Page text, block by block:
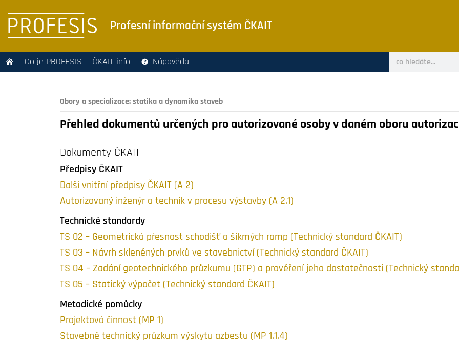
Profesní informační systém ČKAIT
Co je PROFESIS ČKAIT info Nápověda
Obory a specializace:statika a dynamika staveb
Přehled dokumentů určených pro autorizované osoby v daném oboru
Dokumenty ČKAIT
Předpisy ČKAIT
Další vnitřní předpisy ČKAIT (A 2)
Autorizovaný inženýr a technik v procesu výstavby (A 2.1)
Technické standardy
TS 02 – Geometrická přesnost schodišť a šikmých ramp (Technický standard ČKAIT)
TS 03 – Návrh skleněných prvků ve stavebnictví (Technický standard ČKAIT)
TS 04 – Zadání geotechnického průzkumu (GTP) a prověření jeho dostatečnosti (Technický
TS 05 – Statický výpočet (Technický standard ČKAIT)
Metodické pomůcky
Projektová činnost (MP 1)
Stavebně technický průzkum výskytu azbestu (MP 1.1.4)